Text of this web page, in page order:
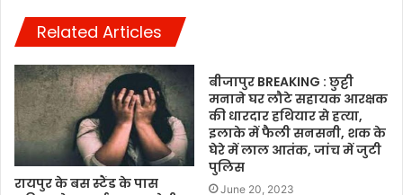
Related Articles
रायपुर के बस स्टैंड के पास
बीजापुर BREAKING : छुट्टी
मनाने घर लौटे सहायक आरक्षक
की धारदार हथियार से हत्या,
इलाके में फैली सनसनी, शक के
घेरे में लाल आतंक, जांच में जुटी
पुलिस
June 20, 2023